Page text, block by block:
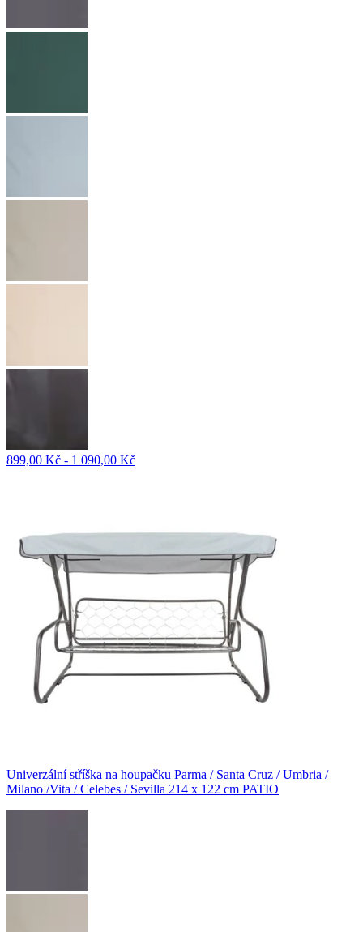
899,00 Kč - 1 090,00 Kč
Univerzální stříška na houpačku Parma / Santa Cruz / Umbria /
Milano /Vita / Celebes / Sevilla 214 x 122 cm PATIO